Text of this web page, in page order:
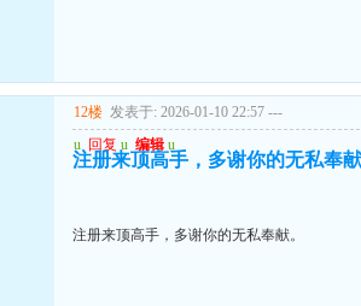
12楼 发表于: 2026-01-10 22:57 ---
u 回复 u 编辑 u
注册来顶高手，多谢你的无私奉
注册来顶高手，多谢你的无私奉献。